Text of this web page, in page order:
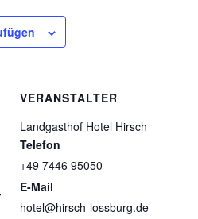
VERANSTALTER
Landgasthof Hotel Hirsch
Telefon
+49 7446 95050
E-Mail
hotel@hirsch-lossburg.de